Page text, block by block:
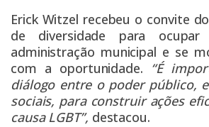
Erick Witzel recebeu o convite
de diversidade para
administração municipal e se
com a oportunidade. “É
diálogo entre o poder público,
sociais, para construir ações
causa LGBT”, destacou.